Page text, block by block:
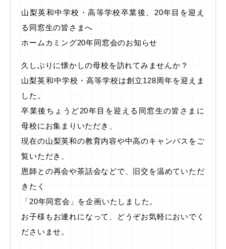
山梨英和中学校・高等学校卒業後、20年目を迎え
る同窓生の皆さまへ
ホームカミング20年同窓会のお知らせ
久しぶりに懐かしの母校を訪れてみませんか？
山梨英和中学校・高等学校は創立128周年を迎えま
した。
卒業後ちょうど20年目を迎える同窓生の皆さまに
母校にお集まりいただき、
現在の山梨英和の教育内容や中高のキャンパスをご
覧いただき、
恩師との再会や茶話会などで、旧交を温めていただ
きたく
「20年同窓会」を企画いたしました。
お子様もお連れになって、どうぞお気軽においでく
ださいませ。